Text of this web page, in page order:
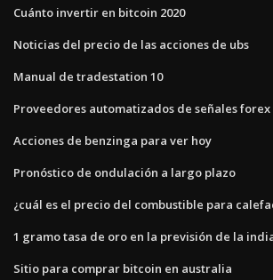
Cuánto invertir en bitcoin 2020
Noticias del precio de las acciones de ubs
Manual de tradestation 10
Proveedores automatizados de señales forex
Acciones de benzinga para ver hoy
Pronóstico de ondulación a largo plazo
¿cuál es el precio del combustible para
1 gramo tasa de oro en la previsión de la
Sitio para comprar bitcoin en australia